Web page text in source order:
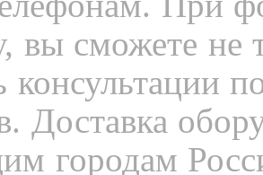
вы сможете не
консультации
Доставка
городам